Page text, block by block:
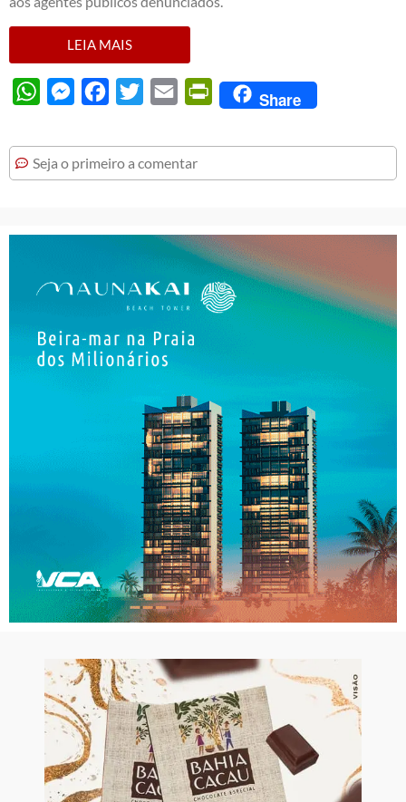
LEIA MAIS
WhatsAppMessengerFacebook
Twitter Email PrintFriendly
Share
Seja o primeiro a comentar